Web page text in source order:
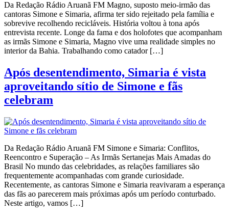
Da Redação Rádio Aruanã FM Magno, suposto meio-irmão das
cantoras Simone e Simaria, afirma ter sido rejeitado pela família e
sobrevive recolhendo recicláveis. História voltou à tona após
entrevista recente. Longe da fama e dos holofotes que acompanham
as irmãs Simone e Simaria, Magno vive uma realidade simples no
interior da Bahia. Trabalhando como catador […]
Após desentendimento, Simaria é vista
aproveitando sítio de Simone e fãs
celebram
Da Redação Rádio Aruanã FM Simone e Simaria: Conflitos,
Reencontro e Superação – As Irmãs Sertanejas Mais Amadas do
Brasil No mundo das celebridades, as relações familiares são
frequentemente acompanhadas com grande curiosidade.
Recentemente, as cantoras Simone e Simaria reavivaram a esperança
das fãs ao parecerem mais próximas após um período conturbado.
Neste artigo, vamos […]